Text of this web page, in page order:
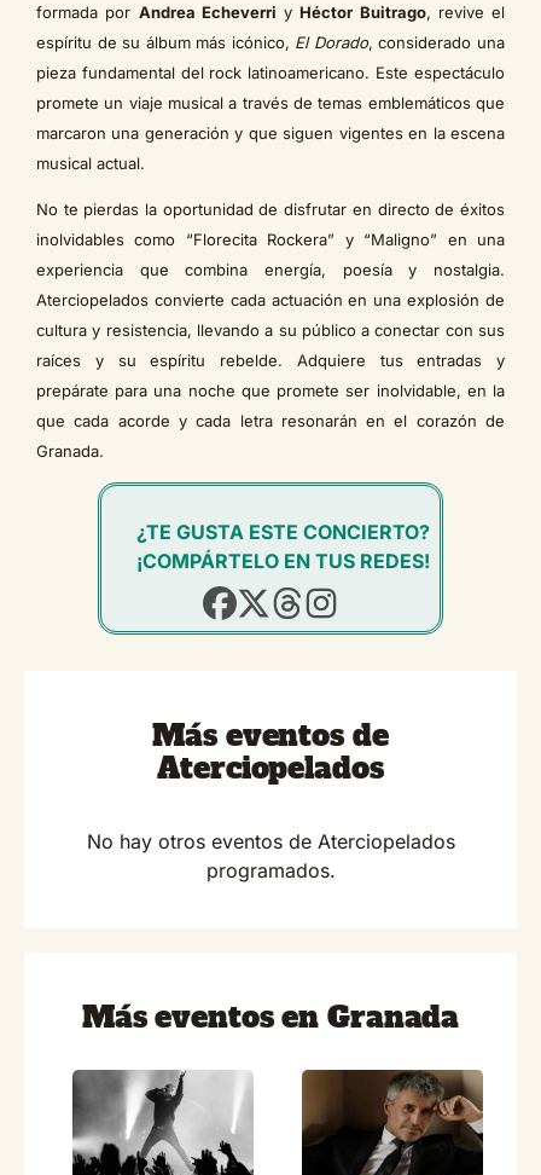
formada por Andrea Echeverri yHéctor Buitrago, revive el
espíritu de su álbum más icónico, El Dorado, considerado una
pieza fundamental del rock latinoamericano. Este espectáculo
promete un viaje musical a través de temas emblemáticos que
marcaron una generación y que siguen vigentes en la escena
musical actual.
No te pierdas la oportunidad de disfrutar en directo de éxitos
inolvidables como “Florecita Rockera” y “Maligno” en una
experiencia que combina energía, poesía y nostalgia.
Aterciopelados convierte cada actuación en una explosión de
cultura y resistencia, llevando a su público a conectar con sus
raíces y su espíritu rebelde. Adquiere tus entradas y
prepárate para una noche que promete ser inolvidable, en la
que cada acorde y cada letra resonarán en el corazón de
Granada.
¿TE GUSTA ESTE CONCIERTO?
¡COMPÁRTELO EN TUS REDES!
Más eventos de
Aterciopelados
No hay otros eventos de Aterciopelados
programados.
Más eventos en Granada